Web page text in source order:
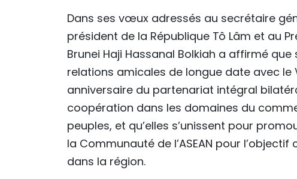
Dans ses vœux adressés au secrétaire
président de la République Tô Lâm et au
Brunei Haji Hassanal Bolkiah a affirmé
relations amicales de longue date avec le
anniversaire du partenariat intégral
coopération dans les domaines du
peuples, et qu’elles s’unissent pour
la Communauté de l’ASEAN pour
dans la région.